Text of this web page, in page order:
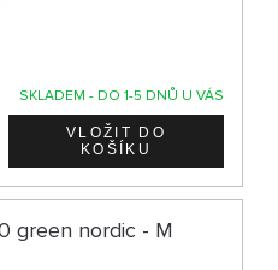
SKLADEM - DO 1-5 DNŮ U VÁS
green nordic - M